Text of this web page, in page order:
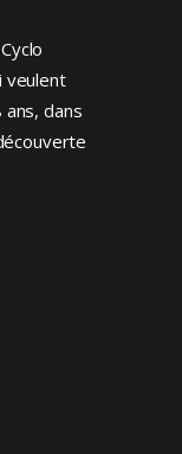
veulent
dans